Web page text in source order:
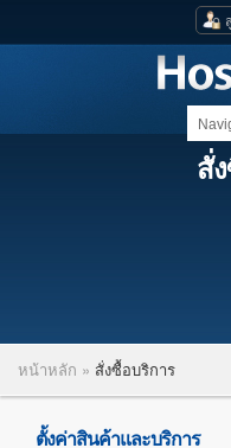
สั่
หน้าหลัก » สั่งซื้อบริการ
ตั้งค่าสินค้าและบริการ